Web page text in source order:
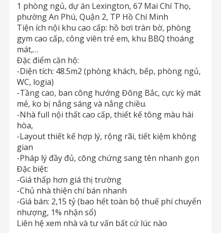
1 phòng ngủ, dự án Lexington, 67 Mai Chí Thọ,
phường An Phú, Quận 2, TP Hồ Chí Minh
Tiện ích nội khu cao cấp: hồ bơi tràn bờ, phòng
gym cao cấp, công viên trẻ em, khu BBQ thoáng
mát,…
Đặc điểm căn hộ:
-Diện tích: 48.5m2 (phòng khách, bếp, phòng ngủ,
WC, logia)
-Tầng cao, ban công hướng Đông Bắc, cực kỳ mát
mẻ, ko bị nắng sáng và nắng chiều.
-Nhà full nội thất cao cấp, thiết kế tông màu hài
hòa,
-Layout thiết kế hợp lý, rộng rãi, tiết kiệm không
gian
-Pháp lý đầy đủ, công chứng sang tên nhanh gọn
Đặc biệt:
-Giá thấp hơn giá thị trường
-Chủ nhà thiện chí bán nhanh
-Giá bán: 2,15 tỷ (bao hết toàn bộ thuế phí chuyển
nhượng, 1% nhận sổ)
Liên hệ xem nhà và tư vấn bất cứ lúc nào